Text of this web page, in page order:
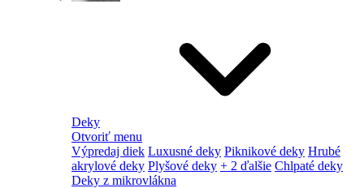
Deky
Otvoriť menu
Výpredaj diek Luxusné deky Piknikové deky Hrubé
akrylové deky Plyšové deky + 2 ďalšie Chlpaté deky
Deky z mikrovlákna